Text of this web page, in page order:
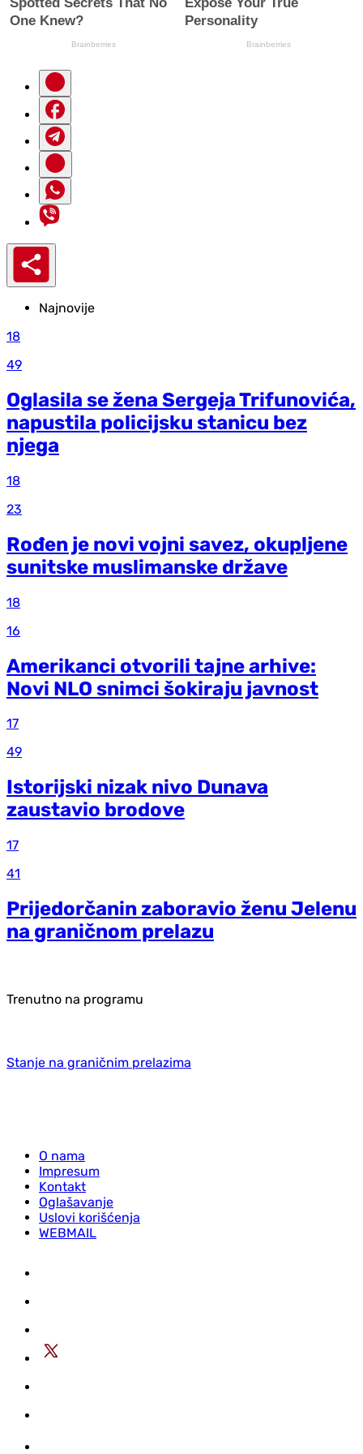
Najnovije
18
49
Oglasila se žena Sergeja Trifunovića,
napustila policijsku stanicu bez
njega
18
23
Rođen je novi vojni savez, okupljene
sunitske muslimanske države
18
16
Amerikanci otvorili tajne arhive:
Novi NLO snimci šokiraju javnost
17
49
Istorijski nizak nivo Dunava
zaustavio brodove
17
41
Prijedorčanin zaboravio ženu Jelenu
na graničnom prelazu
Trenutno na programu
Stanje na graničnim prelazima
O nama
Impresum
Kontakt
Oglašavanje
Uslovi korišćenja
WEBMAIL